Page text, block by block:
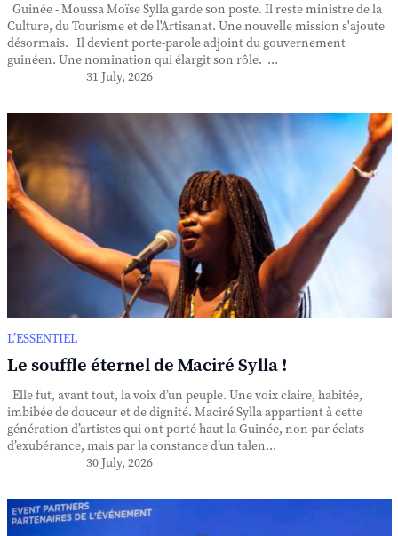
Guinée - Moussa Moïse Sylla garde son poste. Il reste ministre de la
Culture, du Tourisme et de l'Artisanat. Une nouvelle mission s'ajoute
désormais. Il devient porte-parole adjoint du gouvernement
guinéen. Une nomination qui élargit son rôle. ...
31 July, 2026
L’ESSENTIEL
Le souffle éternel de Maciré Sylla !
Elle fut, avant tout, la voix d’un peuple. Une voix claire, habitée,
imbibée de douceur et de dignité. Maciré Sylla appartient à cette
génération d’artistes qui ont porté haut la Guinée, non par éclats
d’exubérance, mais par la constance d’un talen...
30 July, 2026